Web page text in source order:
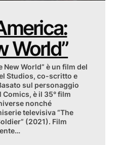
World”
New World” è un film del
Studios, co-scritto e
sul personaggio
è il 35° film
nonché
televisiva “The
(2021). Film